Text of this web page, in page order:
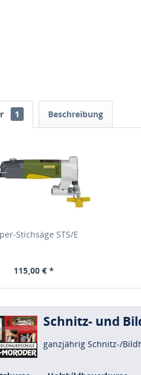
1 Beschreibung
Stichsäge STS/E
115,00 € *
Schnitz- und
ganzjährig Schnitz-/